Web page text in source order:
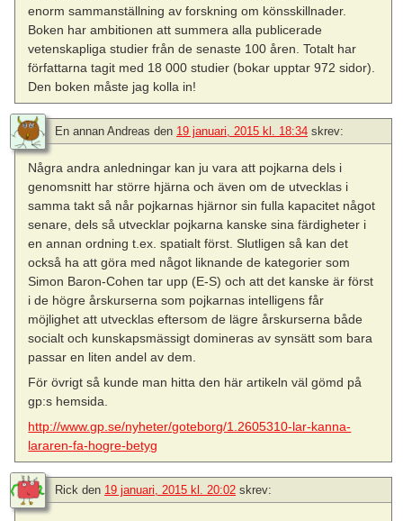
enorm sammanställning av forskning om könsskillnader.
Boken har ambitionen att summera alla publicerade
vetenskapliga studier från de senaste 100 åren. Totalt har
författarna tagit med 18 000 studier (bokar upptar 972 sidor).
Den boken måste jag kolla in!
En annan Andreas den 19 januari, 2015 kl. 18:34 skrev:
Några andra anledningar kan ju vara att pojkarna dels i
genomsnitt har större hjärna och även om de utvecklas i
samma takt så når pojkarnas hjärnor sin fulla kapacitet något
senare, dels så utvecklar pojkarna kanske sina färdigheter i
en annan ordning t.ex. spatialt först. Slutligen så kan det
också ha att göra med något liknande de kategorier som
Simon Baron-Cohen tar upp (E-S) och att det kanske är först
i de högre årskurserna som pojkarnas intelligens får
möjlighet att utvecklas eftersom de lägre årskurserna både
socialt och kunskapsmässigt domineras av synsätt som bara
passar en liten andel av dem.
För övrigt så kunde man hitta den här artikeln väl gömd på
gp:s hemsida.
http://www.gp.se/nyheter/goteborg/1.2605310-lar-kanna-
lararen-fa-hogre-betyg
Rick den 19 januari, 2015 kl. 20:02 skrev: